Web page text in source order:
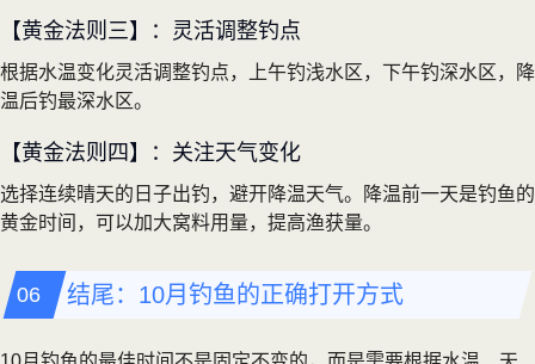
【黄金法则三】：灵活调整钓点
根据水温变化灵活调整钓点，上午钓浅水区，下午钓深水区，降
温后钓最深水区。
【黄金法则四】：关注天气变化
选择连续晴天的日子出钓，避开降温天气。降温前一天是钓鱼的
黄金时间，可以加大窝料用量，提高渔获量。
结尾：10月钓鱼的正确打开方式